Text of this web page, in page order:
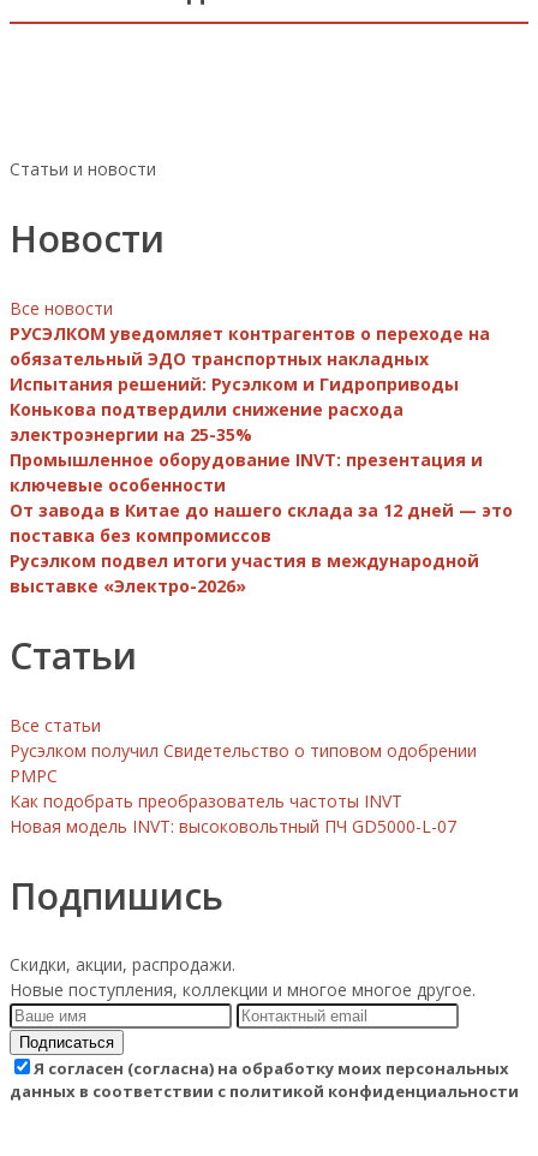
Статьи и новости
Новости
Все новости
РУСЭЛКОМ уведомляет контрагентов о переходе на
обязательный ЭДО транспортных накладных
Испытания решений: Русэлком и Гидроприводы
Конькова подтвердили снижение расхода
электроэнергии на 25-35%
Промышленное оборудование INVT: презентация и
ключевые особенности
От завода в Китае до нашего склада за 12 дней — это
поставка без компромиссов
Русэлком подвел итоги участия в международной
выставке «Электро-2026»
Статьи
Все статьи
Русэлком получил Свидетельство о типовом одобрении
РМРС
Как подобрать преобразователь частоты INVT
Новая модель INVT: высоковольтный ПЧ GD5000-L-07
Подпишись
Скидки, акции, распродажи.
Новые поступления, коллекции и многое многое другое.
Подписаться
Я согласен (согласна) на обработку моих персональных
данных в соответствии с политикой конфиденциальности